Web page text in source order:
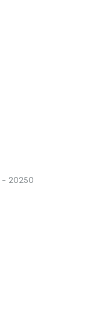
20250